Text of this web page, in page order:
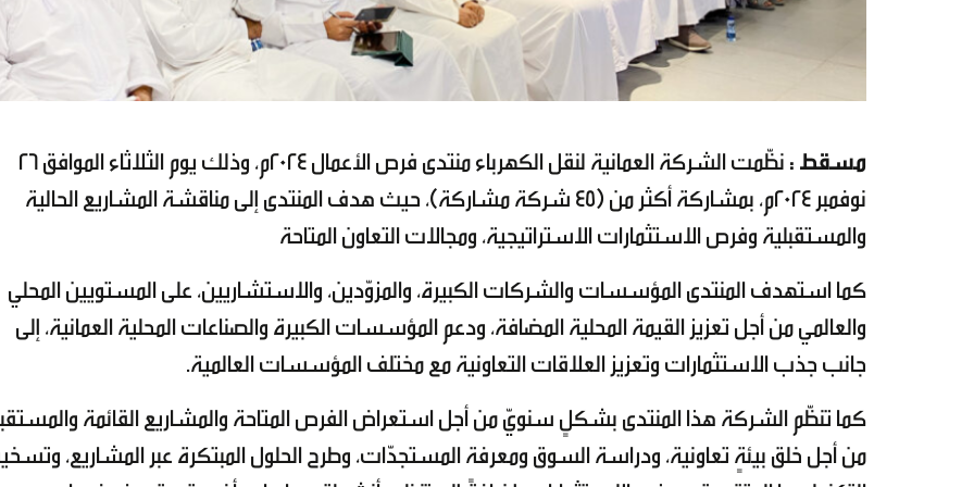
مسقط :
نظّمت الشركة العمانية لنقل الكهرباء منتدى فرص الأعمال 2024م، وذلك يوم الثلاثاء الموافق 26
نوفمبر 2024م، بمشاركة أكثر من (45 شركة مشاركة)، حيث هدف المنتدى إلى مناقشة المشاريع الحالية
والمستقبلية وفرص الاستثمارات الاستراتيجية، ومجالات التعاون المتاحة
كما استهدف المنتدى المؤسسات والشركات الكبيرة، والمزوّدين، والاستشاريين، على المستويين المحلي
والعالمي من أجل تعزيز القيمة المحلية المضافة، ودعم المؤسسات الكبيرة والصناعات المحلية العمانية، إلى
جانب جذب الاستثمارات وتعزيز العلاقات التعاونية مع مختلف المؤسسات العالمية.
كما تنظّم الشركة هذا المنتدى بشكلٍ سنويّ من أجل استعراض الفرص المتاحة والمشاريع القائمة
من أجل خلق بيئةٍ تعاونية، ودراسة السوق ومعرفة المستجدّات، وطرح الحلول المبتكرة عبر المشاريع،